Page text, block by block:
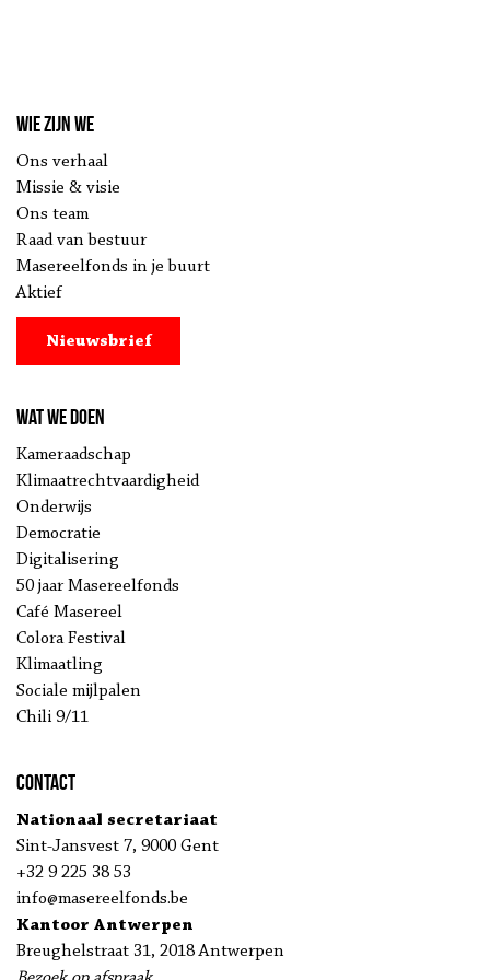
Wie zijn we
Ons verhaal
Missie & visie
Ons team
Raad van bestuur
Masereelfonds in je buurt
Aktief
Nieuwsbrief
Wat we doen
Kameraadschap
Klimaatrechtvaardigheid
Onderwijs
Democratie
Digitalisering
50 jaar Masereelfonds
Café Masereel
Colora Festival
Klimaatling
Sociale mijlpalen
Chili 9/11
Contact
Nationaal secretariaat
Sint-Jansvest 7, 9000 Gent
+32 9 225 38 53
info@masereelfonds.be
Kantoor Antwerpen
Breughelstraat 31, 2018 Antwerpen